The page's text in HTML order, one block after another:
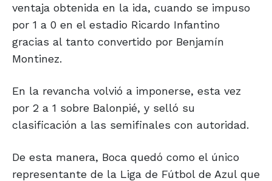
ventaja obtenida en la ida, cuando se impuso
por 1 a 0 en el estadio Ricardo Infantino
gracias al tanto convertido por Benjamín
Montinez.
En la revancha volvió a imponerse, esta vez
por 2 a 1 sobre Balonpié, y selló su
clasificación a las semifinales con autoridad.
De esta manera, Boca quedó como el único
representante de la Liga de Fútbol de Azul que